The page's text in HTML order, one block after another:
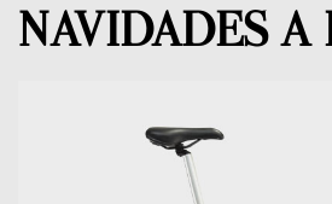
NAVIDADES A